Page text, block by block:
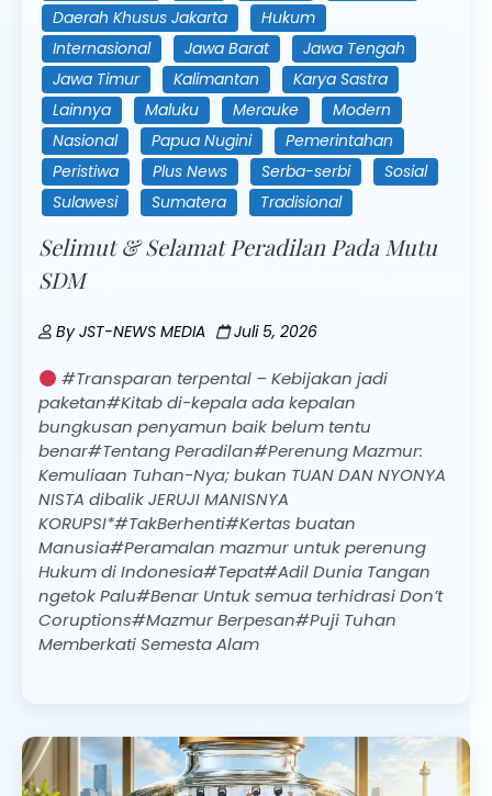
Daerah Khusus Jakarta
Hukum
Internasional
Jawa Barat
Jawa Tengah
Jawa Timur
Kalimantan
Karya Sastra
Lainnya
Maluku Merauke
Modern
Nasional
Papua Nugini
Pemerintahan
Peristiwa
Plus News Serba-serbi
Sosial
Sulawesi
Sumatera Tradisional
Selimut & Selamat Peradilan Pada Mutu
SDM
ByJST-NEWS MEDIA Juli 5, 2026
#Transparan terpental – Kebijakan jadi
paketan#Kitab di-kepala ada kepalan
bungkusan penyamun baik belum tentu
benar#Tentang Peradilan#Perenung Mazmur:
Kemuliaan Tuhan-Nya; bukan TUAN DAN NYONYA
NISTA dibalik JERUJI MANISNYA
KORUPSI*#TakBerhenti#Kertas buatan
Manusia#Peramalan mazmur untuk perenung
Hukum di Indonesia#Tepat#Adil Dunia Tangan
ngetok Palu#Benar Untuk semua terhidrasi Don’t
Coruptions#Mazmur Berpesan#Puji Tuhan
Memberkati Semesta Alam